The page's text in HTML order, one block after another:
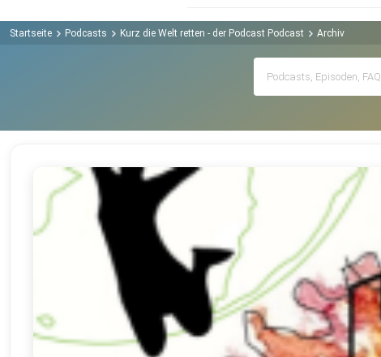
Startseite Podcasts Kurz die Welt retten - der Podcast Podcast Archiv